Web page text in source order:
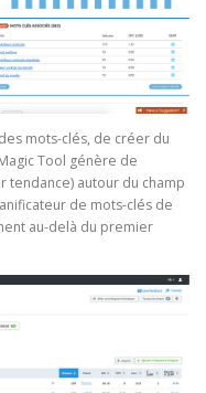
mots-clés, de créer du
Tool génère de
tendance) autour du champ
de mots-clés de
au-delà du premier